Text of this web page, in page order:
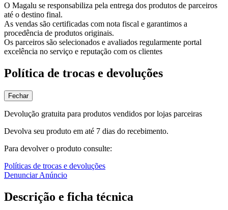
O Magalu se responsabiliza pela entrega dos produtos de parceiros
até o destino final.
As vendas são certificadas com nota fiscal e garantimos a
procedência de produtos originais.
Os parceiros são selecionados e avaliados regularmente portal
excelência no serviço e reputação com os clientes
Política de trocas e devoluções
Fechar
Devolução gratuita para produtos vendidos por lojas parceiras
Devolva seu produto em até 7 dias do recebimento.
Para devolver o produto consulte:
Políticas de trocas e devoluções
Denunciar Anúncio
Descrição e ficha técnica